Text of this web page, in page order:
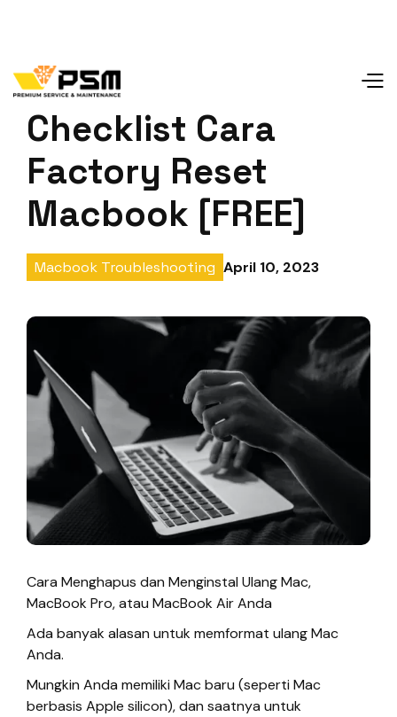
Checklist Cara
Factory Reset
Macbook [FREE]
Macbook Troubleshooting April 10, 2023
Cara Menghapus dan Menginstal Ulang Mac,
MacBook Pro, atau MacBook Air Anda
Ada banyak alasan untuk memformat ulang Mac
Anda.
Mungkin Anda memiliki Mac baru (seperti Mac
berbasis Apple silicon), dan saatnya untuk